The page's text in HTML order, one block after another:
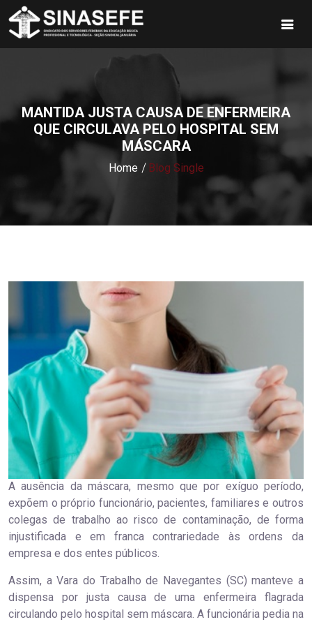
MANTIDA JUSTA CAUSA DE ENFERMEIRA
QUE CIRCULAVA PELO HOSPITAL SEM
MÁSCARA
Home Blog Single
A ausência da máscara, mesmo que por exíguo período,
expõem o próprio funcionário, pacientes, familiares e outros
colegas de trabalho ao risco de contaminação, de forma
injustificada e em franca contrariedade às ordens da
empresa e dos entes públicos.
Assim, a Vara do Trabalho de Navegantes (SC) manteve a
dispensa por justa causa de uma enfermeira flagrada
circulando pelo hospital sem máscara. A funcionária pedia na